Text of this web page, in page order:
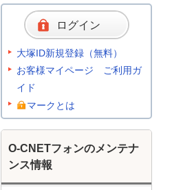
ログイン
大塚ID新規登録（無料）
お客様マイページ ご利用ガ
イド
マークとは
O-CNETフォンのメンテナ
ンス情報